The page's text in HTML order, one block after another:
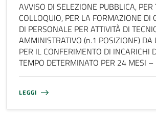
AVVISO DI SELEZIONE PUBBLICA, PER
COLLOQUIO, PER LA FORMAZIONE DI
DI PERSONALE PER ATTIVITÀ DI
AMMINISTRATIVO (n.1 POSIZIONE) DA
PER IL CONFERIMENTO DI INCARICHI
TEMPO DETERMINATO PER 24 MESI –
LEGGI